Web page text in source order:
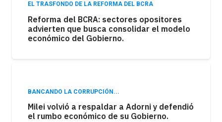
EL TRASFONDO DE LA REFORMA DEL BCRA
Reforma del BCRA: sectores opositores
advierten que busca consolidar el modelo
económico del Gobierno.
BANCANDO LA CORRUPCIÓN...
Milei volvió a respaldar a Adorni y defendió
el rumbo económico de su Gobierno.